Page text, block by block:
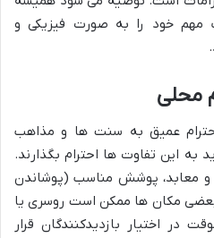
مهم خود را به صورت فیزیکی و
محلی
عمیق به سنت ها و مذاهب
به این تفاوت ها احترام بگذارند.
و معابد، پوشش مناسب (پوشاندن
بعضی مکان ها ممکن است روسری یا
در اختیار بازدیدکنندگان قرار